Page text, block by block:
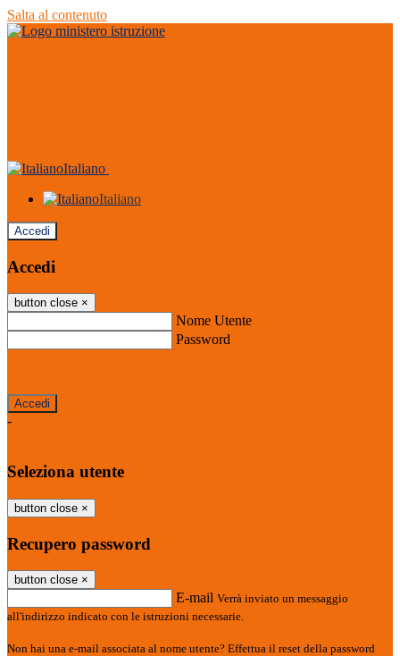
Salta al contenuto
Italiano
Italiano
Accedi
Accedi
button close ×
Nome Utente
Password
-
Seleziona utente
button close ×
Recupero password
button close ×
E-mail Verrà inviato un messaggio
all'indirizzo indicato con le istruzioni necessarie.
Non hai una e-mail associata al nome utente? Effettua il reset della password